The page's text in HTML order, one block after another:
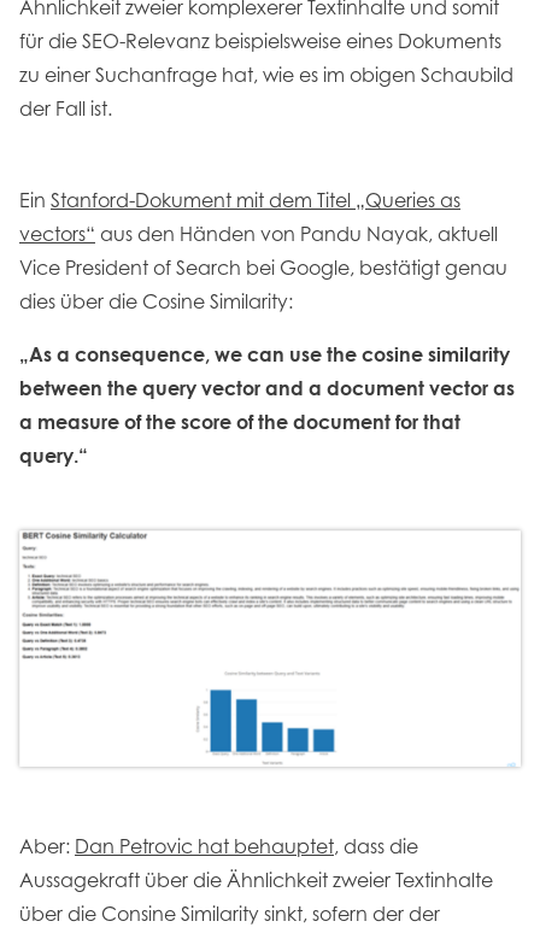
Ähnlichkeit zweier komplexerer Textinhalte und somit
für die SEO-Relevanz beispielsweise eines Dokuments
zu einer Suchanfrage hat, wie es im obigen Schaubild
der Fall ist.
Ein Stanford-Dokument mit dem Titel „Queries as
vectors“ aus den Händen von Pandu Nayak, aktuell
Vice President of Search bei Google, bestätigt genau
dies über die Cosine Similarity:
„As a consequence, we can use the cosine similarity
between the query vector and a document vector as
a measure of the score of the document for that
query.“
Aber: Dan Petrovic hat behauptet, dass die
Aussagekraft über die Ähnlichkeit zweier Textinhalte
über die Consine Similarity sinkt, sofern der der